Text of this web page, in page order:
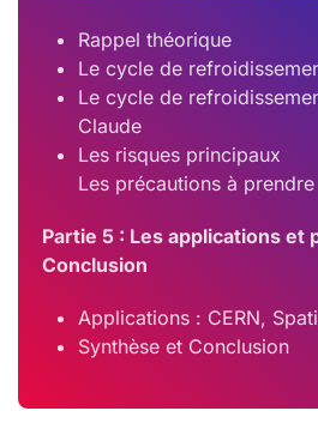
Rappel théorique
Le cycle de
Le cycle de
Claude
Les risques principaux
Les précautions à prendre
Partie 5 : Les applications et
Conclusion
Applications : CERN,
Synthèse et Conclusion